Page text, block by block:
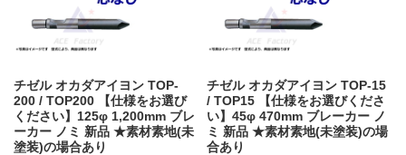
チゼル オカダアイヨン TOP-
200 / TOP200 【仕様をお選び
ください】125φ 1,200mm ブレ
ーカー ノミ 新品 ★素材素地(未
塗装)の場合あり
チゼル オカダアイヨン TOP-15
/ TOP15 【仕様をお選びくださ
い】45φ 470mm ブレーカー ノ
ミ 新品 ★素材素地(未塗装)の場
合あり